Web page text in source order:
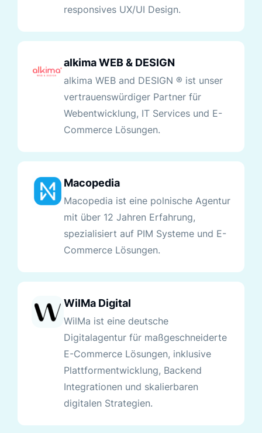
responsives UX/UI Design.
alkima WEB & DESIGN
alkima WEB and DESIGN ® ist unser
vertrauenswürdiger Partner für
Webentwicklung, IT Services und E-
Commerce Lösungen.
Macopedia
Macopedia ist eine polnische Agentur
mit über 12 Jahren Erfahrung,
spezialisiert auf PIM Systeme und E-
Commerce Lösungen.
WilMa Digital
WilMa ist eine deutsche
Digitalagentur für maßgeschneiderte
E-Commerce Lösungen, inklusive
Plattformentwicklung, Backend
Integrationen und skalierbaren
digitalen Strategien.